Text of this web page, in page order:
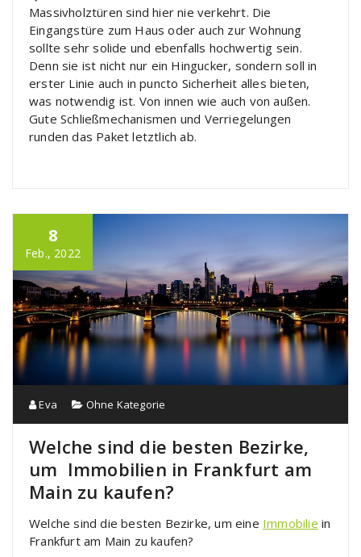
Massivholztüren sind hier nie verkehrt. Die
Eingangstüre zum Haus oder auch zur Wohnung
sollte sehr solide und ebenfalls hochwertig sein.
Denn sie ist nicht nur ein Hingucker, sondern soll in
erster Linie auch in puncto Sicherheit alles bieten,
was notwendig ist. Von innen wie auch von außen.
Gute Schließmechanismen und Verriegelungen
runden das Paket letztlich ab.
8
Feb., 2022
Eva Ohne Kategorie
Welche sind die besten Bezirke,
um Immobilien in Frankfurt am
Main zu kaufen?
Welche sind die besten Bezirke, um eine Immobilie in
Frankfurt am Main zu kaufen?